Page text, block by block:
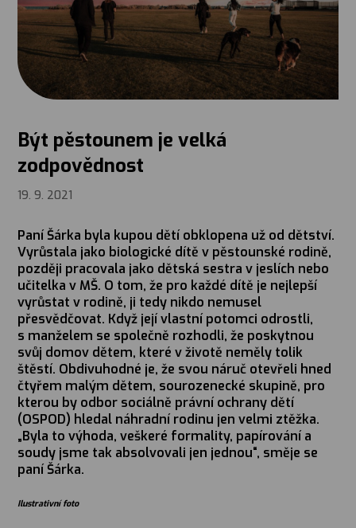
Být pěstounem je velká
zodpovědnost
19. 9. 2021
Paní Šárka byla kupou dětí obklopena už od dětství.
Vyrůstala jako biologické dítě v pěstounské rodině,
později pracovala jako dětská sestra v jeslích nebo
učitelka v MŠ. O tom, že pro každé dítě je nejlepší
vyrůstat v rodině, ji tedy nikdo nemusel
přesvědčovat. Když její vlastní potomci odrostli,
s manželem se společně rozhodli, že poskytnou
svůj domov dětem, které v životě neměly tolik
štěstí. Obdivuhodné je, že svou náruč otevřeli hned
čtyřem malým dětem, sourozenecké skupině, pro
kterou by odbor sociálně právní ochrany dětí
(OSPOD) hledal náhradní rodinu jen velmi ztěžka.
„Byla to výhoda, veškeré formality, papírování a
soudy jsme tak absolvovali jen jednou“, směje se
paní Šárka.
Ilustrativní foto